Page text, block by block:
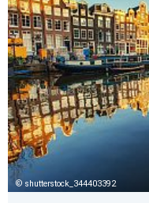
shutterstock_344403392